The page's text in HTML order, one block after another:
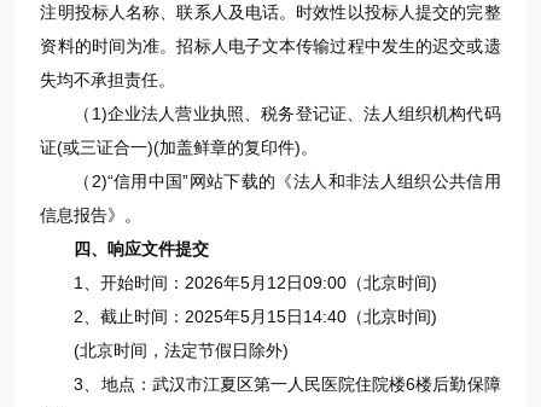
注明投标人名称、联系人及电话。时效性以投标人提交的完整
资料的时间为准。招标人电子文本传输过程中发生的迟交或遗
失均不承担责任。
（1)企业法人营业执照、税务登记证、法人组织机构代码
证(或三证合一)(加盖鲜章的复印件)。
（2)“信用中国”网站下载的《法人和非法人组织公共信用
信息报告》。
四、响应文件提交
1、开始时间：2026年5月12日09:00（北京时间)
2、截止时间：2025年5月15日14:40（北京时间)
(北京时间，法定节假日除外)
3、地点：武汉市江夏区第一人民医院住院楼6楼后勤保障